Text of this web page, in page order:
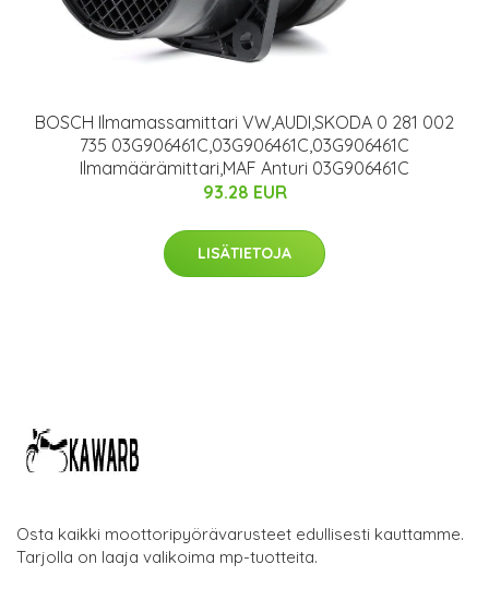
BOSCH Ilmamassamittari VW,AUDI,SKODA 0 281 002
735 03G906461C,03G906461C,03G906461C
Ilmamäärämittari,MAF Anturi 03G906461C
93.28 EUR
LISÄTIETOJA
Osta kaikki moottoripyörävarusteet edullisesti kauttamme.
Tarjolla on laaja valikoima mp-tuotteita.